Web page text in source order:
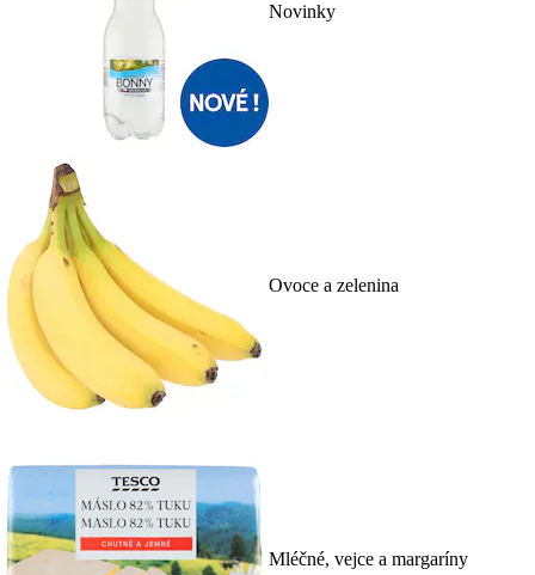
Novinky
Ovoce a zelenina
Mléčné, vejce a margaríny